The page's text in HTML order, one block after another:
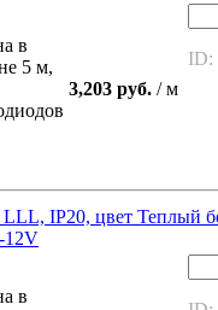
в
5 м,
3,203 руб. / м
ID:
LLL, IP20, цвет Теплый
12V
в